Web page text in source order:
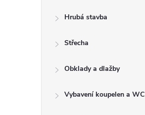
Hrubá stavba
Střecha
Obklady a dlažby
Vybavení koupelen a WC